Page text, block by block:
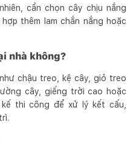
cần chọn cây chịu nắng
thêm lam chắn nắng hoặc
nhà không?
chậu treo, kệ cây, giỏ treo
cây, giếng trời cao hoặc
thi công để xử lý kết cấu,